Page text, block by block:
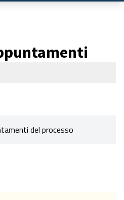
del processo